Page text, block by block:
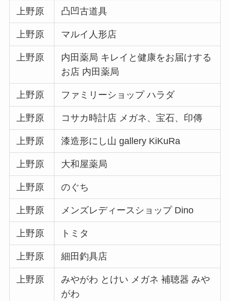
上野原 凸凹古道具
上野原 マルイ人形店
上野原
内田薬局 キレイと健康をお届けする
お店 内田薬局
上野原 ファミリーショップ ハラダ
上野原 コサカ時計店 メガネ、宝石、印傳
上野原 漆造形にし山 gallery KiKuRa
上野原 大和屋薬局
上野原 のぐち
上野原 メンズレディースショップ Dino
上野原 トミタ
上野原 細田釣具店
上野原
みやがわ とけい メガネ 補聴器 みや
がわ